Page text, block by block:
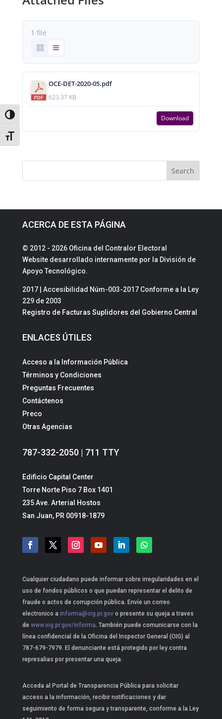
Toggle High Contrast
Toggle Font size
1 file
OCE-DET-2020-05.pdf
623.37 KB
Download
ACERCA DE ESTA PÁGINA
© 2012 - 2026 Oficina del Contralor Electoral
Website desarrollado internamente por la División de
Apoyo Tecnológico.
2017 | Accesibilidad Núm-003-2017 Conforme a la Ley
229 de 2003
Registro de Facturas Suplidores del Gobierno Central
ENLACES ÚTILES
Acceso a la Información Pública
Términos y Condiciones
Preguntas Frecuentes
Contáctenos
Preco
Otras Agencias
787-332-2050 | 711 TTY
Edificio Capital Center
Torre Norte Piso 7 Box 1401
235 Ave. Arterial Hostos
San Juan, PR 00918-1879
Cualquier ciudadano puede informar sobre irregularidades en el
uso de fondos públicos o que puedan representar el delito de
fraude o actos de corrupción pública. Envíe un correo
electronico a informa@oig.pr.govo presente su queja a traves
dewww.oig.pr.gov/informa. También puede comunicarse con la
línea confidencial de la Oficina del Inspector General (OIG) al
787-679-7979. El denunciante está protegido por ley contra
represalias por presentar una queja.
Acceda al Portal de Transparencia Pública para solicitar
acceso a la información, recibir notificaciones y dar
seguimiento de forma segura y transparente, conforme a la Ley